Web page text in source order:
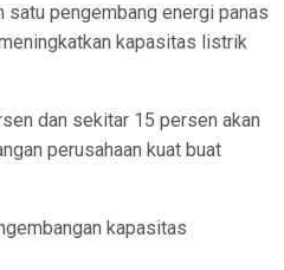
satu pengembang energi panas
kapasitas listrik
dan sekitar 15 persen akan
perusahaan kuat buat
kapasitas